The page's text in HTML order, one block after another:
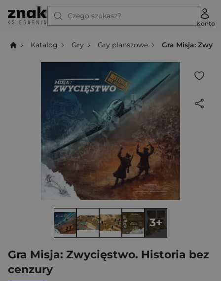
Czego szukasz?
Konto
Katalog Gry Gry planszowe Gra Misja:
Gra Misja: Zwycięstwo. Historia bez
cenzury
3+